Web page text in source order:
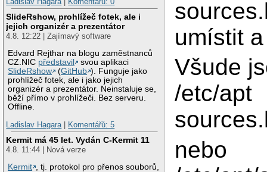
SlideRshow, prohlížeč fotek, ale i
jejich organizér a prezentátor
4.8. 12:22 | Zajímavý software
Edvard Rejthar na blogu zaměstnanců
CZ.NIC představil
svou aplikaci
SlideRshow
(GitHub ). Funguje jako
prohlížeč fotek, ale i jako jejich
organizér a prezentátor. Neinstaluje se,
běží přímo v prohlížeči. Bez serveru.
Offline.
Ladislav Hagara | Komentářů: 5
Kermit má 45 let. Vydán C-Kermit 11
4.8. 11:44 | Nová verze
Kermit , tj. protokol pro přenos souborů,
umístit
Všude
/etc/apt
nebo